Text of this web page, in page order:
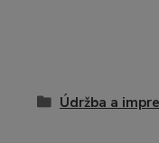
Údržba a